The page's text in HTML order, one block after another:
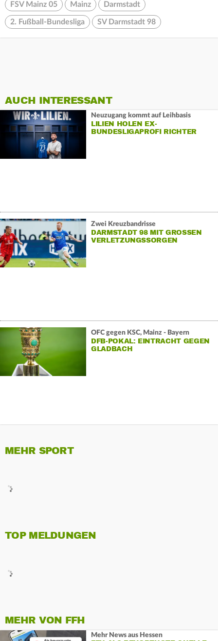
FSV Mainz 05 Mainz Darmstadt
2. Fußball-Bundesliga SV Darmstadt 98
AUCH INTERESSANT
Neuzugang kommt auf Leihbasis
LILIEN HOLEN EX-
BUNDESLIGAPROFI RICHTER
Zwei Kreuzbandrisse
DARMSTADT 98 MIT GROSSEN V
ERLETZUNGSSORGEN
OFC gegen KSC, Mainz - Bayern
DFB-POKAL: EINTRACHT GEGEN
GLADBACH
MEHR SPORT
TOP MELDUNGEN
MEHR VON FFH
Mehr News aus Hessen